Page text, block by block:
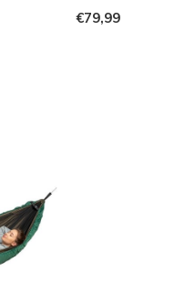
waarin de
engels):
€79,99